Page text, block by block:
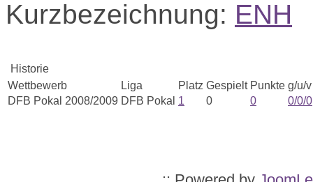
Kurzbezeichnung: ENH
Historie
Wettbewerb
Liga Platz Gespielt Punkte g/u/v
DFB Pokal 2008/2009 DFB Pokal 1 0 0 0/0/0